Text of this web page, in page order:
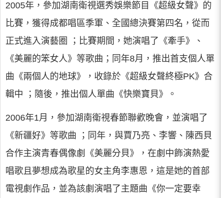
2005年，參加湖南衛視選秀娛樂節目《超級女聲》的
比賽，獲得成都唱區季軍、全國總決賽第四名，從而
正式進入演藝圈 ；比賽期間，她演唱了《牽手》、
《美麗的笨女人》等歌曲；同年8月，推出首支個人單
曲《兩個人的地球》，收錄於《超級女聲終極PK》合
輯中 ；隨後，推出個人單曲《快樂寶貝》。
2006年1月，參加湖南衛視春節聯歡晚會，並演唱了
《新疆好》等歌曲 ；同年，與賈乃亮、李響、陳西貝
合作主演青春偶像劇《美麗分貝》，在劇中飾演熱愛
唱歌且夢想成為歌星的女主角李惠恩，這是她的首部
電視劇作品，並為該劇演唱了主題曲《你一定要幸